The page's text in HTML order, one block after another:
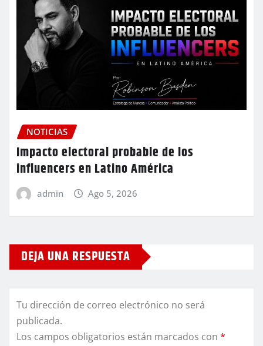
NOTICIAS
Impacto electoral probable de los
influencers en Latino América
admin Ago 5, 2026
DEJA UNA RESPUESTA
Tu dirección de correo electrónico no será
publicada.
Los campos obligatorios están marcados con *